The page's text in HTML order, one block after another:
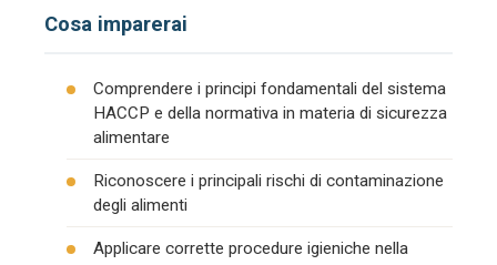
Cosa imparerai
Comprendere i principi fondamentali del sistema
HACCP e della normativa in materia di sicurezza
alimentare
Riconoscere i principali rischi di contaminazione
degli alimenti
Applicare corrette procedure igieniche nella